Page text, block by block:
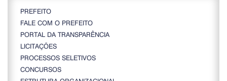
PREFEITO
FALE COM O PREFEITO
PORTAL DA TRANSPARÊNCIA
LICITAÇÕES
PROCESSOS SELETIVOS
CONCURSOS